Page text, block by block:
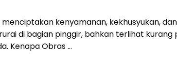
kenyamanan, kekhusyukan,
di bagian pinggir, bahkan terlihat kurang
Kenapa Obras …